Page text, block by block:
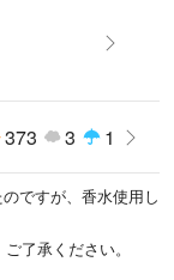
373 3 1
ですが、香水使用し
了承ください。